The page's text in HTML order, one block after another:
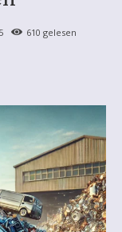
610 gelesen